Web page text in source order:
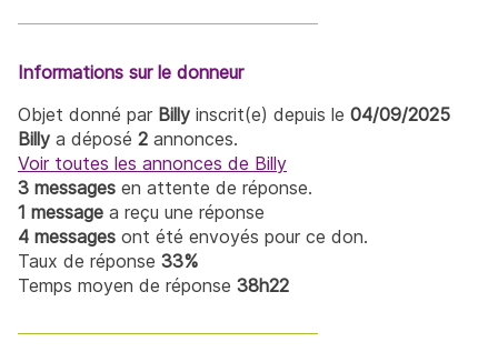
Informations sur le donneur
Objet donné par Billy inscrit(e) depuis le 04/09/2025
Billy a déposé 2 annonces.
Voir toutes les annonces de Billy
3 messages en attente de réponse.
1 message a reçu une réponse
4 messages ont été envoyés pour ce don.
Taux de réponse 33%
Temps moyen de réponse 38h22